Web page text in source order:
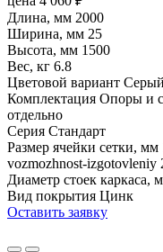
Длина, мм 2000
Ширина, мм 25
Высота, мм 1500
Вес, кг 6.8
Цветовой вариант Серый
Комплектация Опоры и
отдельно
Серия Стандарт
Размер ячейки сетки, мм
vozmozhnost-izgotovleniy
Диаметр стоек каркаса,
Вид покрытия Цинк
Оставить заявку